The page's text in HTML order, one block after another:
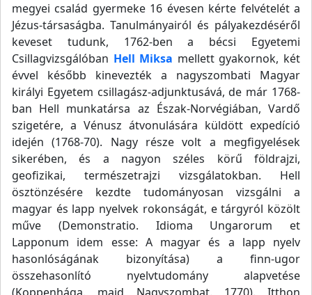
megyei család gyermeke 16 évesen kérte felvételét a
Jézus-társaságba. Tanulmányairól és pályakezdéséről
keveset tudunk, 1762-ben a bécsi Egyetemi
Csillagvizsgálóban Hell Miksa mellett gyakornok, két
évvel később kinevezték a nagyszombati Magyar
királyi Egyetem csillagász-adjunktusává, de már 1768-
ban Hell munkatársa az Észak-Norvégiában, Vardő
szigetére, a Vénusz átvonulására küldött expedíció
idején (1768-70). Nagy része volt a megfigyelések
sikerében, és a nagyon széles körű földrajzi,
geofizikai, természetrajzi vizsgálatokban. Hell
ösztönzésére kezdte tudományosan vizsgálni a
magyar és lapp nyelvek rokonságát, e tárgyról közölt
műve (Demonstratio. Idioma Ungarorum et
Lapponum idem esse: A magyar és a lapp nyelv
hasonlóságának bizonyítása) a finn-ugor
összehasonlító nyelvtudomány alapvetése